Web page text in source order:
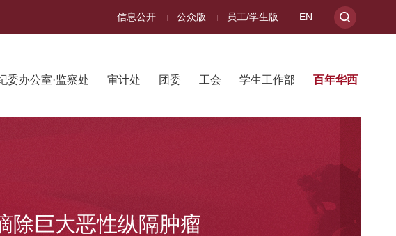
信息公开 公众版 员工/学生版 EN
委办公室·监察处 审计处 团委 工会 学生工作部 百年华西
除巨大恶性纵隔肿瘤